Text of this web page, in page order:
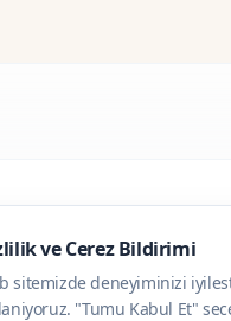
ve Cerez Bildirimi
sitemizde deneyiminizi
"Tumu Kabul Et"